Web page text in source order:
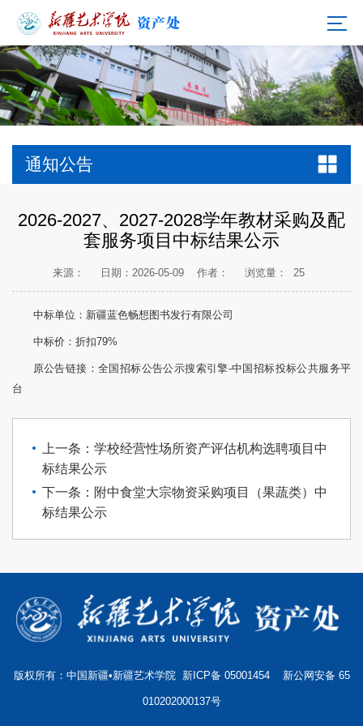
通知公告
2026-2027、2027-2028学年教材采购及配
套服务项目中标结果公示
来源： 日期：2026-05-09 作者： 浏览量： 25
中标单位：新疆蓝色畅想图书发行有限公司
中标价：折扣79%
原公告链接： 全国招标公告公示搜索引擎-中国招标投标公共服务平
台
上一条：学校经营性场所资产评估机构选聘项目中
标结果公示
下一条：附中食堂大宗物资采购项目（果蔬类）中
标结果公示
版权所有：中国新疆•新疆艺术学院 新ICP备 05001454 新公网安备 65
010202000137号